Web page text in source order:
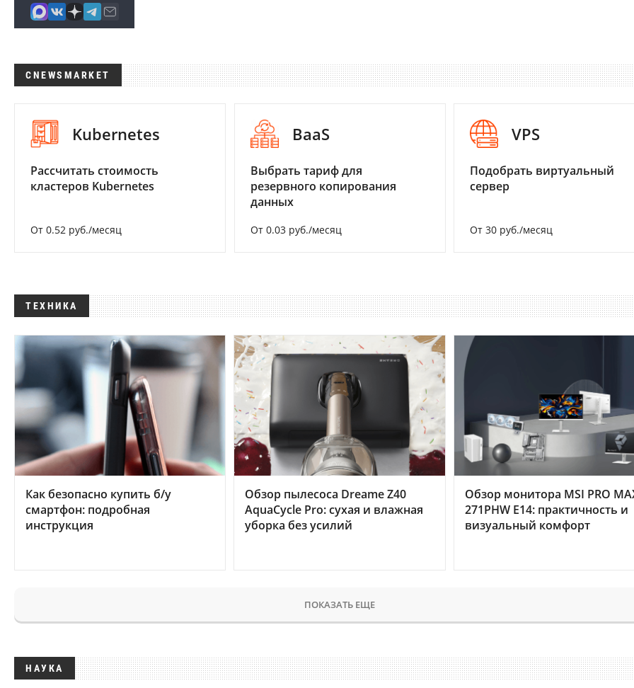
CNEWSMARKET
Kubernetes
Рассчитать стоимость
кластеров Kubernetes
От 0.52 руб./месяц
BaaS
Выбрать тариф для
резервного копирования
данных
От 0.03 руб./месяц
VPS
Подобрать виртуальный
сервер
От 30 руб./месяц
ТЕХНИКА
Как безопасно купить б/у
смартфон: подробная
инструкция
Обзор пылесоса Dreame Z40
AquaCycle Pro: сухая и влажная
уборка без усилий
Обзор монитора MSI PRO
271PHW E14: практичность и
визуальный комфорт
ПОКАЗАТЬ ЕЩЕ
НАУКА